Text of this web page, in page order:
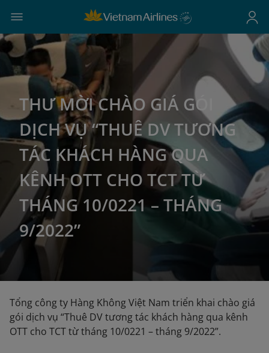
THƯ MỜI CHÀO GIÁ GÓI
DỊCH VỤ “THUÊ DV TƯƠNG
TÁC KHÁCH HÀNG QUA
KÊNH OTT CHO TCT TỪ
THÁNG 10/0221 – THÁNG
9/2022”
Tổng công ty Hàng Không Việt Nam triển khai chào giá
gói dịch vụ “Thuê DV tương tác khách hàng qua kênh
OTT cho TCT từ tháng 10/0221 – tháng 9/2022”.